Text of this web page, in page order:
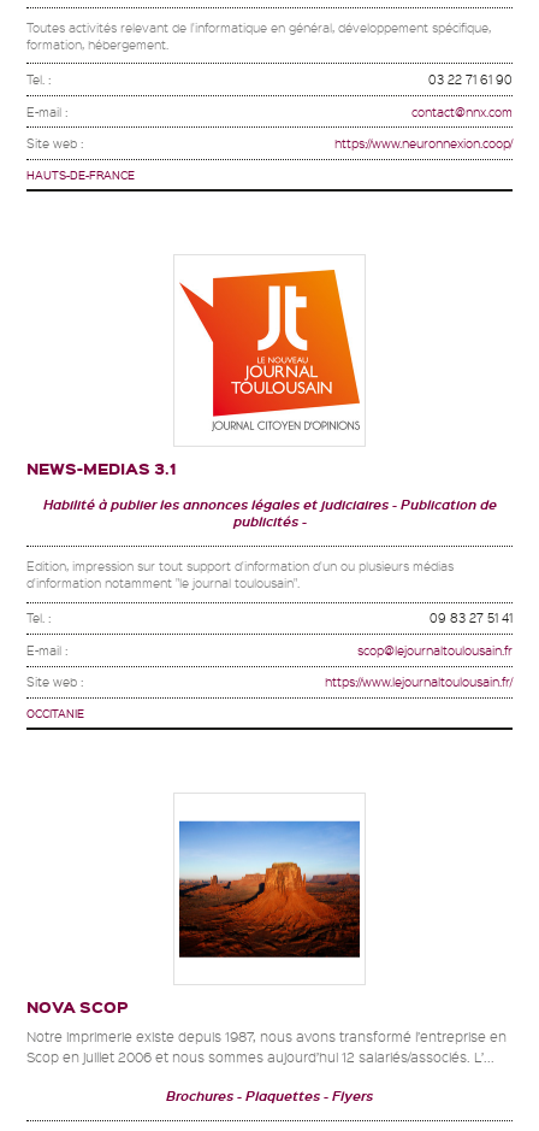
Toutes activités relevant de l'informatique en général, développement spécifique,
formation, hébergement.
Tel. : 03 22 71 61 90
E-mail : contact@nnx.com
Site web : https://www.neuronnexion.coop/
HAUTS-DE-FRANCE
NEWS-MEDIAS 3.1
Habilité à publier les annonces légales et judiciaires
Publication de
publicités
Edition, impression sur tout support d'information d'un ou plusieurs médias
d'information notamment "le journal toulousain".
Tel. : 09 83 27 51 41
E-mail : scop@lejournaltoulousain.fr
Site web : https://www.lejournaltoulousain.fr/
OCCITANIE
NOVA SCOP
Notre imprimerie existe depuis 1987, nous avons transformé l’entreprise en
Scop en juillet 2006 et nous sommes aujourd’hui 12 salariés/associés. L’...
Brochures Plaquettes Flyers